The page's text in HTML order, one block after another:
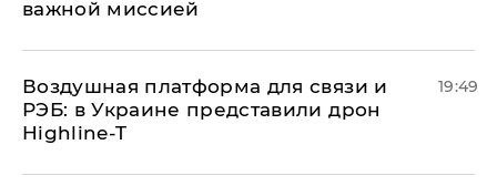
важной миссией
Воздушная платформа для связи и
РЭБ: в Украине представили дрон
Highline-T
19:49